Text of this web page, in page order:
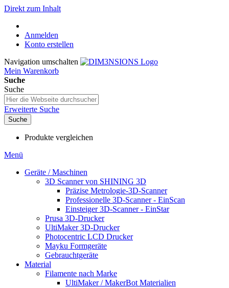
Direkt zum Inhalt
Anmelden
Konto erstellen
Navigation umschalten
Mein Warenkorb
Suche
Suche
Erweiterte Suche
Suche
Produkte vergleichen
Menü
Geräte / Maschinen
3D Scanner von SHINING 3D
Präzise Metrologie-3D-Scanner
Professionelle 3D-Scanner - EinScan
Einsteiger 3D-Scanner - EinStar
Prusa 3D-Drucker
UltiMaker 3D-Drucker
Photocentric LCD Drucker
Mayku Formgeräte
Gebrauchtgeräte
Material
Filamente nach Marke
UltiMaker / MakerBot Materialien